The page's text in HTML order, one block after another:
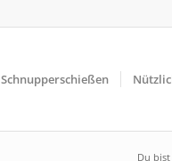
Schnupperschießen
Du